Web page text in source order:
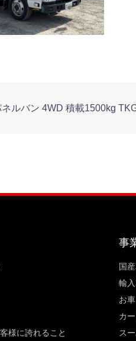
ネルバン 4WD 積載1500kg
様に誇れること
事
国
輸
お
カ
ス